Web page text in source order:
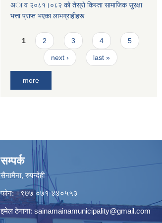
अा व २०८१।०८२ काे तेस्राे किस्ता सामाजिक सुरक्षा
भत्ता प्राप्त भएका लाभग्राहीहरू
Pages
1 2 3 4 5
next › last »
more
सम्पर्क
सैनामैना, रुपन्देही
फोन:+९७७ ०७१ ४४०५५३
इमेल ठेगाना: sainamainamunicipality@gmail.com